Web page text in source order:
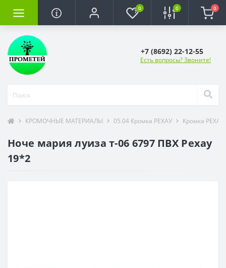
0 0 0
+7 (8692) 22-12-55
Есть вопросы? Звоните!
КРОМОЧНЫЕ МАТЕРИАЛЫ 05.04 Кромка РЕХАУ Кромка РЕХАУ
Ноче мария луиза т-06 6797 ПВХ Рехау
19*2